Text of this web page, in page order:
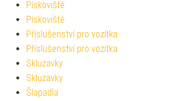
Pískoviště
Pískoviště
Příslušenství pro vozítka
Příslušenství pro vozítka
Skluzavky
Skluzavky
Šlapadla